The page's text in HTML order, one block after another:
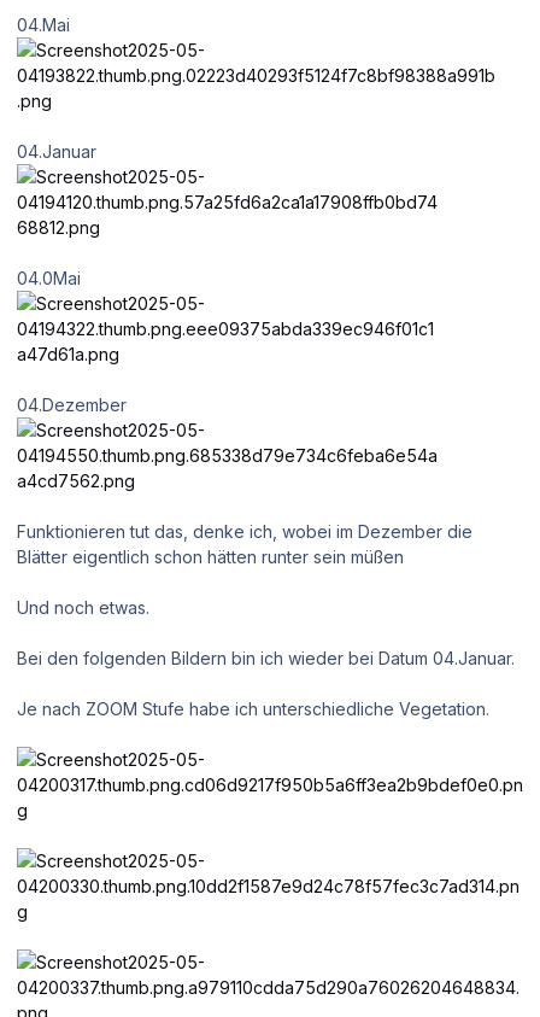
04.Mai
04.Januar
04.0Mai
04.Dezember
Funktionieren tut das, denke ich, wobei im Dezember die
Blätter eigentlich schon hätten runter sein müßen
Und noch etwas.
Bei den folgenden Bildern bin ich wieder bei Datum 04.Januar.
Je nach ZOOM Stufe habe ich unterschiedliche Vegetation.